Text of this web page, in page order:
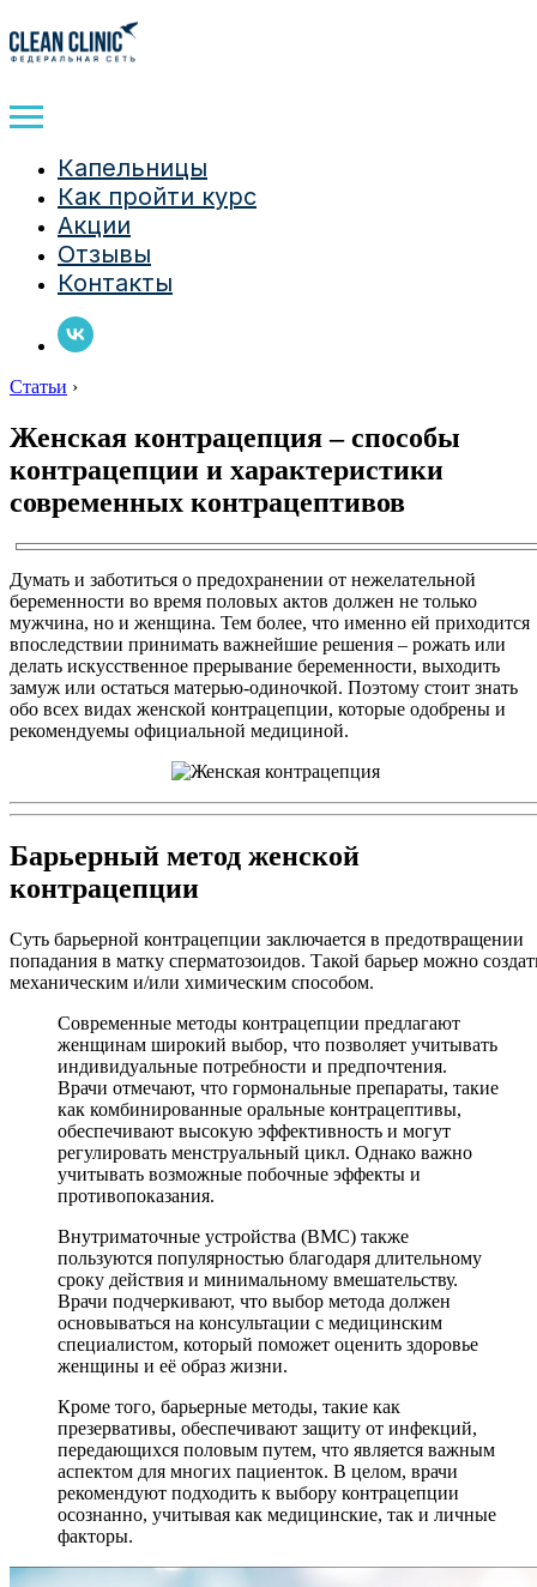
Капельницы
Как пройти курс
Акции
Отзывы
Контакты
Статьи ›
Женская контрацепция – способы
контрацепции и характеристики
современных контрацептивов
Думать и заботиться о предохранении от нежелательной
беременности во время половых актов должен не только
мужчина, но и женщина. Тем более, что именно ей приходится
впоследствии принимать важнейшие решения – рожать или
делать искусственное прерывание беременности, выходить
замуж или остаться матерью-одиночкой. Поэтому стоит знать
обо всех видах женской контрацепции, которые одобрены и
рекомендуемы официальной медициной.
Барьерный метод женской
контрацепции
Суть барьерной контрацепции заключается в предотвращении
попадания в матку сперматозоидов. Такой барьер можно
механическим и/или химическим способом.
Современные методы контрацепции предлагают
женщинам широкий выбор, что позволяет учитывать
индивидуальные потребности и предпочтения.
Врачи отмечают, что гормональные препараты, такие
как комбинированные оральные контрацептивы,
обеспечивают высокую эффективность и могут
регулировать менструальный цикл. Однако важно
учитывать возможные побочные эффекты и
противопоказания.
Внутриматочные устройства (ВМС) также
пользуются популярностью благодаря длительному
сроку действия и минимальному вмешательству.
Врачи подчеркивают, что выбор метода должен
основываться на консультации с медицинским
специалистом, который поможет оценить здоровье
женщины и её образ жизни.
Кроме того, барьерные методы, такие как
презервативы, обеспечивают защиту от инфекций,
передающихся половым путем, что является важным
аспектом для многих пациенток. В целом, врачи
рекомендуют подходить к выбору контрацепции
осознанно, учитывая как медицинские, так и личные
факторы.